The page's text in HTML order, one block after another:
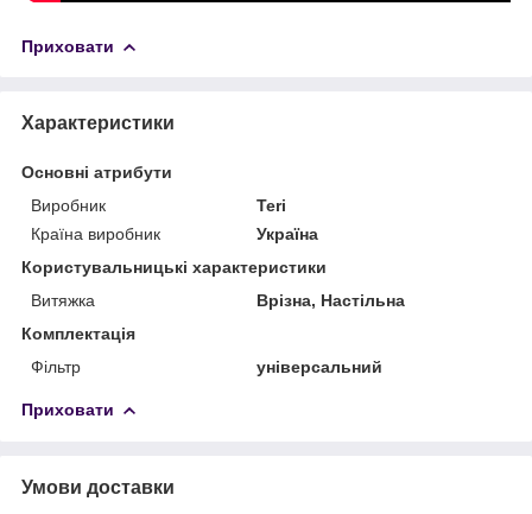
Приховати
Характеристики
Основні атрибути
Виробник
Teri
Країна виробник
Україна
Користувальницькі характеристики
Витяжка
Врізна, Настільна
Комплектація
Фільтр
універсальний
Приховати
Умови доставки